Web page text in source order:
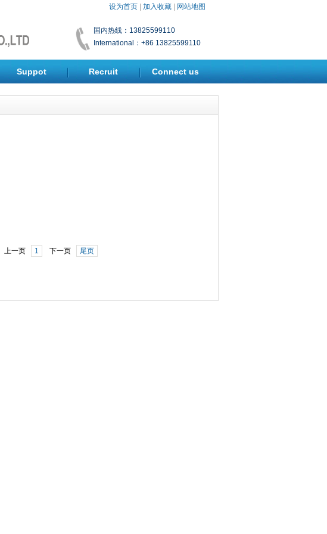
设为首页| 加入收藏| 网站地图
国内热线：13825599110
International：+86 13825599110
Suppot Recruit Connect us
上一页 1 下一页 尾页